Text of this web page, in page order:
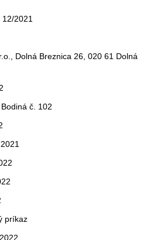
2021
Dolná Breznica 26, 020 61 Dolná
č. 102
príkaz